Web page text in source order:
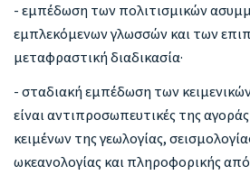
- εμπέδωση των πολιτισμικών
εμπλεκόμενων γλωσσών και των
μεταφραστική διαδικασία·
- σταδιακή εμπέδωση των
είναι αντιπροσωπευτικές της
κειμένων της γεωλογίας,
ωκεανολογίας και πληροφορικής